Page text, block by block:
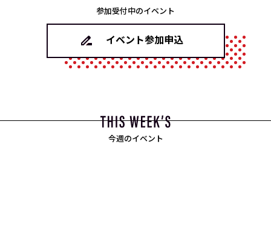
参加受付中のイベント
イベント参加申込
今週のイベント